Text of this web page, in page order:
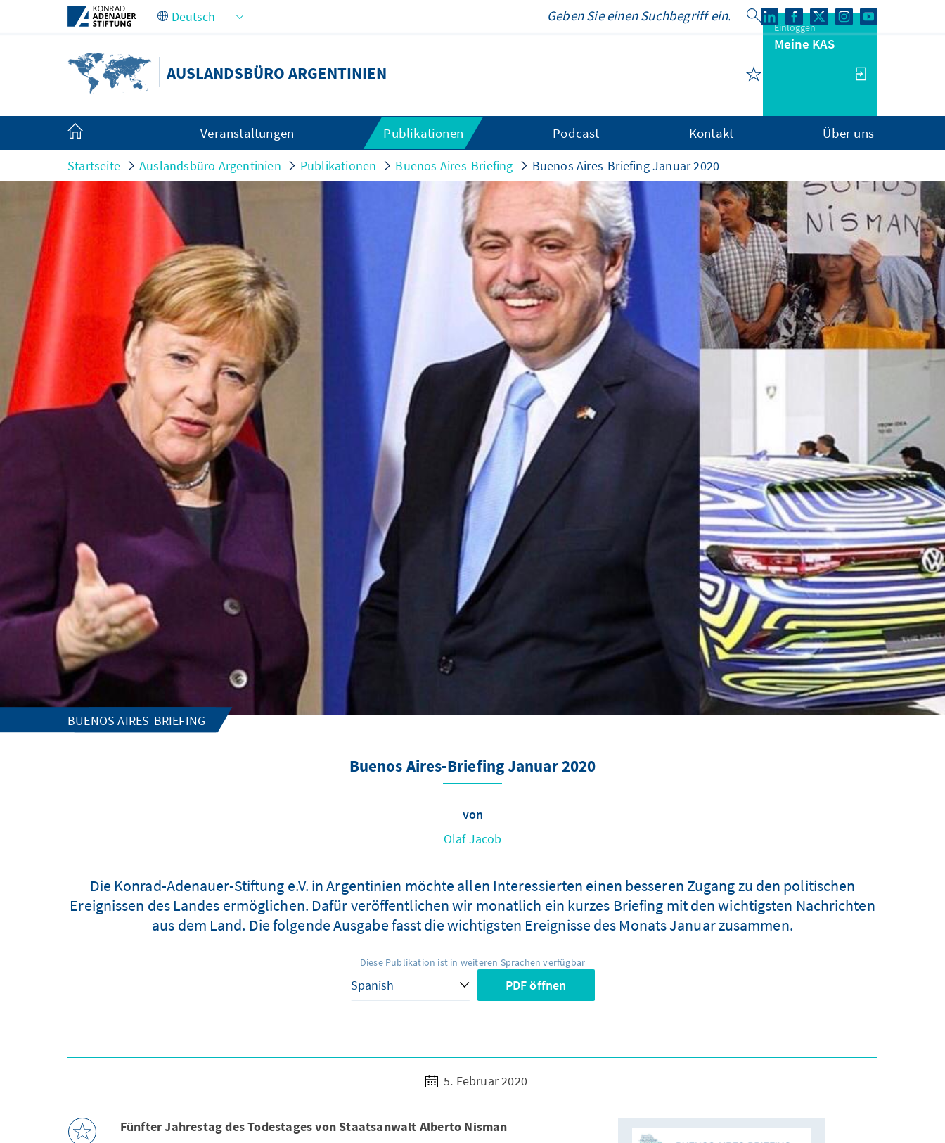
Zum Hauptinhalt springen
AUSLANDSBÜRO ARGENTINIEN
Einloggen
Meine KAS
Veranstaltungen Publikationen Podcast Kontakt Über uns
Startseite Auslandsbüro Argentinien Publikationen Buenos Aires-Briefing Buenos Aires-Briefing Januar 2020
BUENOS AIRES-BRIEFING
Buenos Aires-Briefing Januar 2020
von
Olaf Jacob
Die Konrad-Adenauer-Stiftung e.V. in Argentinien möchte allen Interessierten einen besseren Zugang zu den politischen
Ereignissen des Landes ermöglichen. Dafür veröffentlichen wir monatlich ein kurzes Briefing mit den wichtigsten Nachrichten
aus dem Land. Die folgende Ausgabe fasst die wichtigsten Ereignisse des Monats Januar zusammen.
Diese Publikation ist in weiteren Sprachen verfügbar
PDF öffnen
5. Februar 2020
Fünfter Jahrestag des Todestages von Staatsanwalt Alberto Nisman